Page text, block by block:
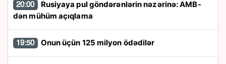
20:00
dən mühüm açıqlama
19:50 Onun üçün 125 milyon ödədilər